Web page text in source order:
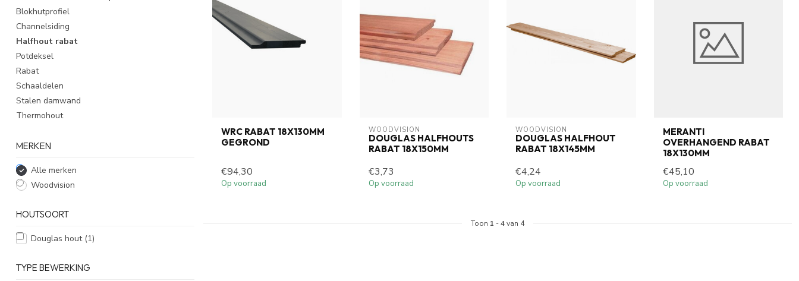
Blokhutprofiel
Channelsiding
Halfhout rabat
Potdeksel
Rabat
Schaaldelen
Stalen damwand
Thermohout
MERKEN
Alle merken
Woodvision
HOUTSOORT
Douglas hout (1)
TYPE BEWERKING
WRC RABAT 18X130MM
GEGROND
€94,30
Op voorraad
WOODVISION
DOUGLAS HALFHOUTS
RABAT 18X150MM
€3,73
Op voorraad
WOODVISION
DOUGLAS HALFHOUT
RABAT 18X145MM
€4,24
Op voorraad
MERANTI
OVERHANGEND RABAT
18X130MM
€45,10
Op voorraad
Toon 1 -4van 4